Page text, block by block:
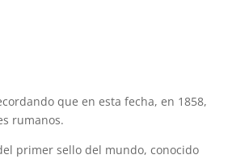
que en esta fecha, en 1858,
rumanos.
primer sello del mundo, conocido